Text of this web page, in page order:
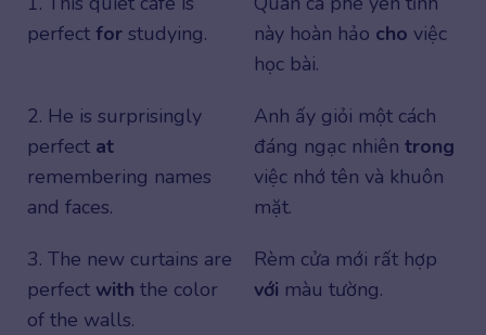
perfect for studying.
này hoàn hảo cho việc
học bài.
2. He is surprisingly
perfect at
remembering names
and faces.
Anh ấy giỏi một cách
đáng ngạc nhiên trong
việc nhớ tên và khuôn
mặt.
3. The new curtains are
perfect with the color
of the walls.
Rèm cửa mới rất hợp
với màu tường.